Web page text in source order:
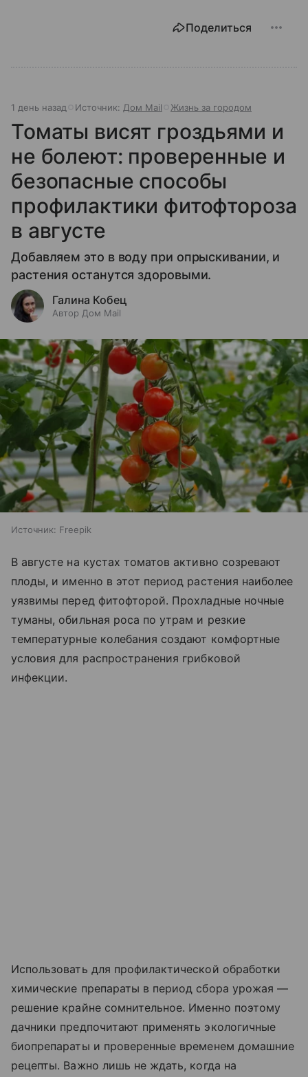
Поделиться
1 день назад Источник: Дом Mail Жизнь за городом
Томаты висят гроздьями и
не болеют: проверенные и
безопасные способы
профилактики фитофтороза
в августе
Добавляем это в воду при опрыскивании, и
растения останутся здоровыми.
Галина Кобец
Автор Дом Mail
Источник: Freepik
В августе на кустах томатов активно созревают
плоды, и именно в этот период растения наиболее
уязвимы перед фитофторой. Прохладные ночные
туманы, обильная роса по утрам и резкие
температурные колебания создают комфортные
условия для распространения грибковой
инфекции.
Использовать для профилактической обработки
химические препараты в период сбора урожая —
решение крайне сомнительное. Именно поэтому
дачники предпочитают применять экологичные
биопрепараты и проверенные временем домашние
рецепты. Важно лишь не ждать, когда на